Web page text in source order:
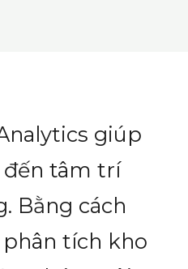
tâm trí
Bằng cách
tích kho
chúng tôi